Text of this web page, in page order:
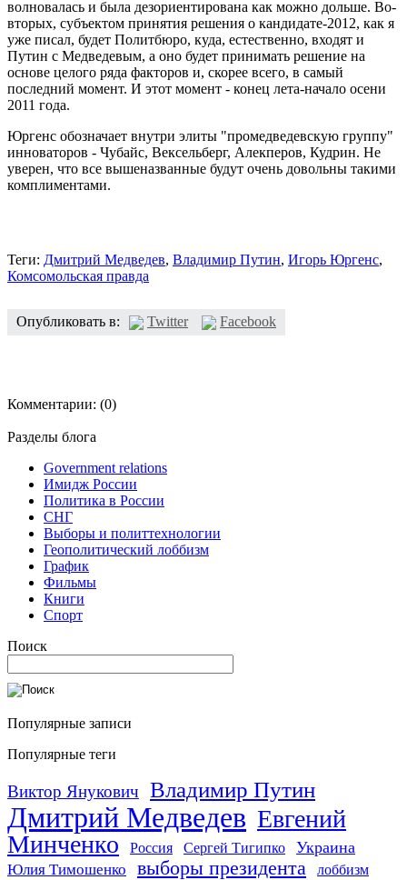
волновалась и была дезориентирована как можно дольше. Во-
вторых, субъектом принятия решения о кандидате-2012, как я
уже писал, будет Политбюро, куда, естественно, входят и
Путин с Медведевым, а оно будет принимать решение на
основе целого ряда факторов и, скорее всего, в самый
последний момент. И этот момент - конец лета-начало осени
2011 года.
Юргенс обозначает внутри элиты "промедведевскую группу"
инноваторов - Чубайс, Вексельберг, Алекперов, Кудрин. Не
уверен, что все вышеназванные будут очень довольны такими
комплиментами.
Теги: Дмитрий Медведев, Владимир Путин, Игорь Юргенс,
Комсомольская правда
Опубликовать в: Twitter Facebook
Комментарии: (0)
Разделы блога
Government relations
Имидж России
Политика в России
СНГ
Выборы и политтехнологии
Геополитический лоббизм
График
Фильмы
Книги
Спорт
Поиск
Популярные записи
Популярные теги
Виктор Янукович Владимир Путин
Дмитрий Медведев Евгений
Минченко
Россия Сергей Тигипко Украина
Юлия Тимошенко выборы президента лоббизм